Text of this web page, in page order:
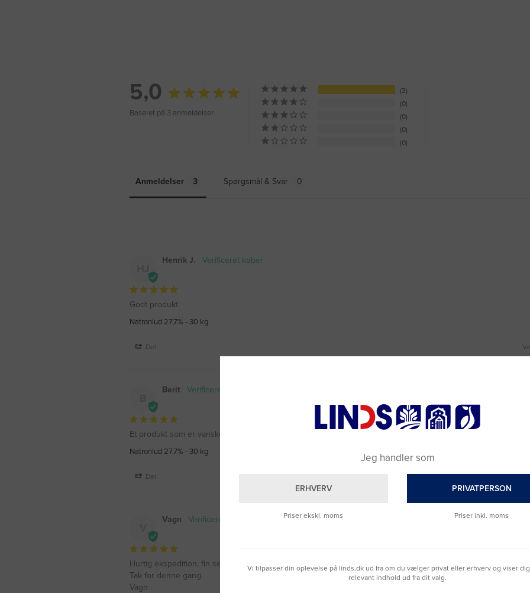
5,0
Baseret på 3 anmeldelser
3
0
0
0
0
Anmeldelser Spørgsmål & Svar
Henrik J.
Godt produkt
Natronlud 27,7% - 30 kg
Del
Berit
Et produkt som er vanskeligt at købe andre steder i så store mængder.
Natronlud 27,7% - 30 kg
Del
Vagn
Hurtig ekspedition, fin service af fragtmanden.
Tak for denne gang.
Vagn
Jeg handler som
ERHVERV
Priser ekskl. moms
PRIVATPERSON
Priser inkl. moms
Vi tilpasser din oplevelse på linds.dk ud fra om du vælger privat eller erhverv og viser
relevant indhold ud fra dit valg.